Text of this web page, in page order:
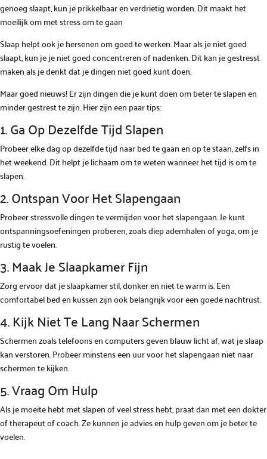
genoeg slaapt, kun je prikkelbaar en verdrietig worden. Dit maakt het
moeilijk om met stress om te gaan
Slaap helpt ook je hersenen om goed te werken. Maar als je niet goed
slaapt, kun je je niet goed concentreren of nadenken. Dit kan je gestresst
maken als je denkt dat je dingen niet goed kunt doen.
Maar goed nieuws! Er zijn dingen die je kunt doen om beter te slapen en
minder gestrest te zijn. Hier zijn een paar tips:
1. Ga Op Dezelfde Tijd Slapen
Probeer elke dag op dezelfde tijd naar bed te gaan en op te staan, zelfs in
het weekend. Dit helpt je lichaam om te weten wanneer het tijd is om te
slapen.
2. Ontspan Voor Het Slapengaan
Probeer stressvolle dingen te vermijden voor het slapengaan. Je kunt
ontspanningsoefeningen proberen, zoals diep ademhalen of yoga, om je
rustig te voelen.
3. Maak Je Slaapkamer Fijn
Zorg ervoor dat je slaapkamer stil, donker en niet te warm is. Een
comfortabel bed en kussen zijn ook belangrijk voor een goede nachtrust.
4. Kijk Niet Te Lang Naar Schermen
Schermen zoals telefoons en computers geven blauw licht af, wat je slaap
kan verstoren. Probeer minstens een uur voor het slapengaan niet naar
schermen te kijken.
5. Vraag Om Hulp
Als je moeite hebt met slapen of veel stress hebt, praat dan met een dokter
of therapeut of coach. Ze kunnen je advies en hulp geven om je beter te
voelen.